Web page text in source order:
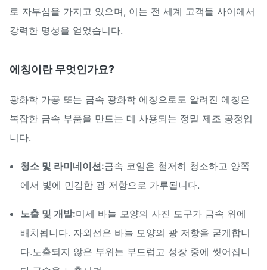
로 자부심을 가지고 있으며, 이는 전 세계 고객들 사이에서
강력한 명성을 얻었습니다.
에칭이란 무엇인가요?
광화학 가공 또는 금속 광화학 에칭으로도 알려진 에칭은
복잡한 금속 부품을 만드는 데 사용되는 정밀 제조 공정입
니다.
청소 및 라미네이션:금속 코일은 철저히 청소하고 양쪽
에서 빛에 민감한 광 저항으로 가루됩니다.
노출 및 개발:미세 바늘 모양의 사진 도구가 금속 위에
배치됩니다. 자외선은 바늘 모양의 광 저항을 굳게합니
다.노출되지 않은 부위는 부드럽고 성장 중에 씻어집니